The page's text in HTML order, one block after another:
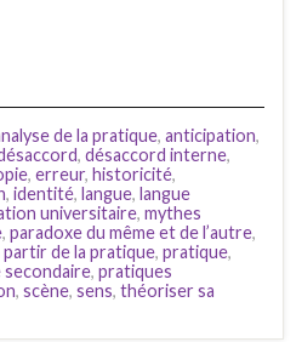
de la pratique, anticipation,
, désaccord interne,
, erreur, historicité,
, identité, langue, langue
universitaire, mythes
, paradoxe du même et de l’autre,
partir de la pratique, pratique,
, pratiques
, scène, sens, théoriser sa